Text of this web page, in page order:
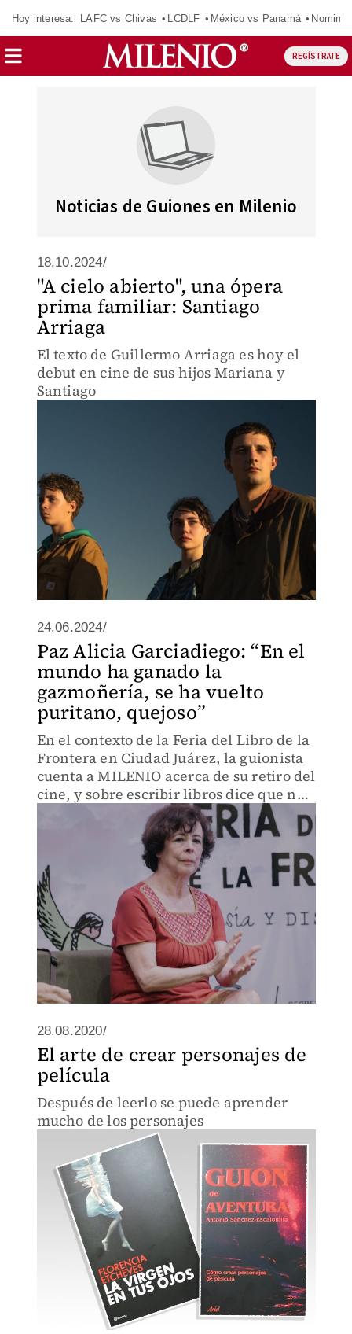
Hoy interesa: LAFC vs Chivas LCDLF México vs Panamá
REGÍSTRATE
Noticias de Guiones en Milenio
18.10.2024/
"A cielo abierto", una ópera
prima familiar: Santiago
Arriaga
El texto de Guillermo Arriaga es hoy el
debut en cine de sus hijos Mariana y
Santiago
24.06.2024/
Paz Alicia Garciadiego: “En el
mundo ha ganado la
gazmoñería, se ha vuelto
puritano, quejoso”
En el contexto de la Feria del Libro de la
Frontera en Ciudad Juárez, la guionista
cuenta a MILENIO acerca de su retiro del
cine, y sobre escribir libros dice que no
se siente segura para hacerlo.
28.08.2020/
El arte de crear personajes de
película
Después de leerlo se puede aprender
mucho de los personajes